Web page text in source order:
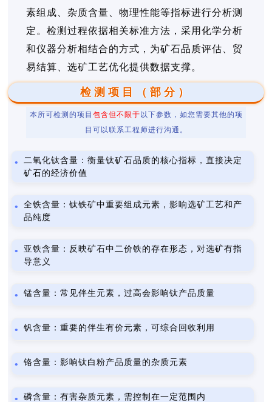
素组成、杂质含量、物理性能等指标进行分析测
定。检测过程依据相关标准方法，采用化学分析
和仪器分析相结合的方式，为矿石品质评估、贸
易结算、选矿工艺优化提供数据支撑。
检测项目（部分）
本所可检测的项目 包含但不限于 以下参数，如您需要其他的项
目可以联系工程师进行沟通。
二氧化钛含量：衡量钛矿石品质的核心指标，直接决定
矿石的经济价值
全铁含量：钛铁矿中重要组成元素，影响选矿工艺和产
品纯度
亚铁含量：反映矿石中二价铁的存在形态，对选矿有指
导意义
锰含量：常见伴生元素，过高会影响钛产品质量
钒含量：重要的伴生有价元素，可综合回收利用
铬含量：影响钛白粉产品质量的杂质元素
磷含量：有害杂质元素，需控制在一定范围内